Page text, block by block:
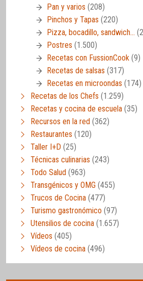
Pan y varios (208)
Pinchos y Tapas (220)
Pizza, bocadillo, sandwich…
Postres (1.500)
Recetas con FussionCook (9)
Recetas de salsas (317)
Recetas en microondas (174)
Recetas de los Chefs (1.259)
Recetas y cocina de escuela (35)
Recursos en la red (362)
Restaurantes (120)
Taller I+D (25)
Técnicas culinarias (243)
Todo Salud (963)
Transgénicos y OMG (455)
Trucos de Cocina (477)
Turismo gastronómico (97)
Utensilios de cocina (1.657)
Vídeos (405)
Vídeos de cocina (496)